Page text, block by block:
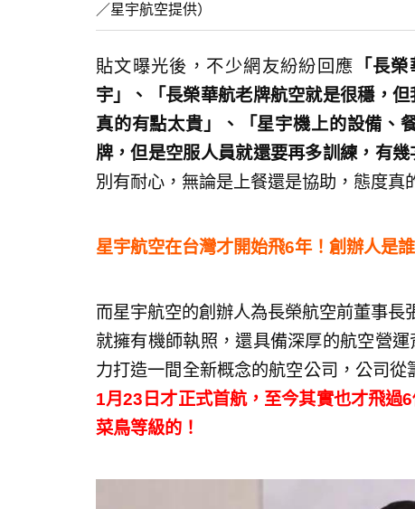
／星宇航空提供）
貼文曝光後，不少網友紛紛回應
「長
宇」、「長榮華航老牌航空就是很穩，
真的有點太貴」、「星宇機上的設備、
牌，但是空服人員就還要再多訓練，有幾
別有耐心，無論是上餐還是協助，態度真
星宇航空在台灣才開始飛6年！創辦人是
而星宇航空的創辦人為長榮航空前董事
就擁有機師執照，還具備深厚的航空營
力打造一間全新概念的航空公司，公司從
1月23日才正式首航，至今其實也才飛過
菜鳥等級的！